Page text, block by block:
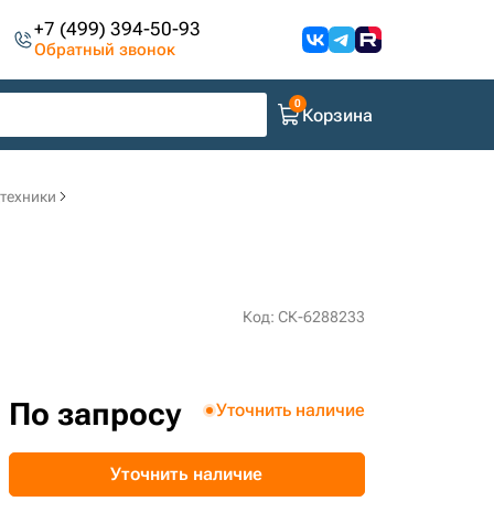
+7 (499) 394-50-93
Обратный звонок
Корзина
Код: СК-6288233
По запросу Уточнить наличие
Уточнить наличие